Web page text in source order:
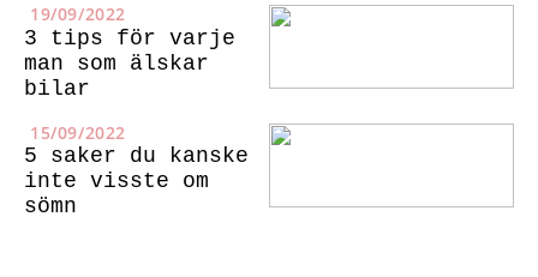
19/09/2022
3 tips för varje
man som älskar
bilar
15/09/2022
5 saker du kanske
inte visste om
sömn